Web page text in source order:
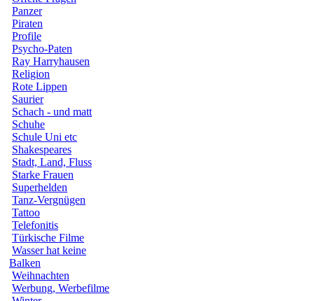
Panzer
Piraten
Profile
Psycho-Paten
Ray Harryhausen
Religion
Rote Lippen
Saurier
Schach - und matt
Schuhe
Schule Uni etc
Shakespeares
Stadt, Land, Fluss
Starke Frauen
Superhelden
Tanz-Vergnügen
Tattoo
Telefonitis
Türkische Filme
Wasser hat keine
Balken
Weihnachten
Werbung, Werbefilme